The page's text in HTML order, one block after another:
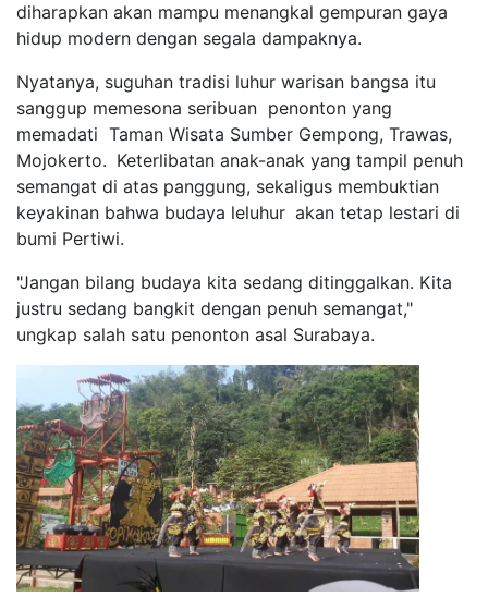
diharapkan akan mampu menangkal gempuran gaya
hidup modern dengan segala dampaknya.
Nyatanya, suguhan tradisi luhur warisan bangsa itu
sanggup memesona seribuan penonton yang
memadati Taman Wisata Sumber Gempong, Trawas,
Mojokerto. Keterlibatan anak-anak yang tampil penuh
semangat di atas panggung, sekaligus membuktian
keyakinan bahwa budaya leluhur akan tetap lestari di
bumi Pertiwi.
"Jangan bilang budaya kita sedang ditinggalkan. Kita
justru sedang bangkit dengan penuh semangat,"
ungkap salah satu penonton asal Surabaya.